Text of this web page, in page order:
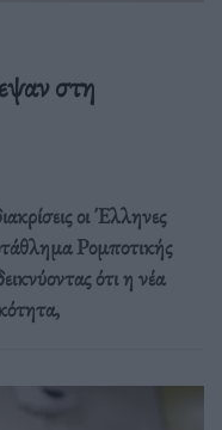
στη
οι Έλληνες
Ρομποτικής
ότι η νέα